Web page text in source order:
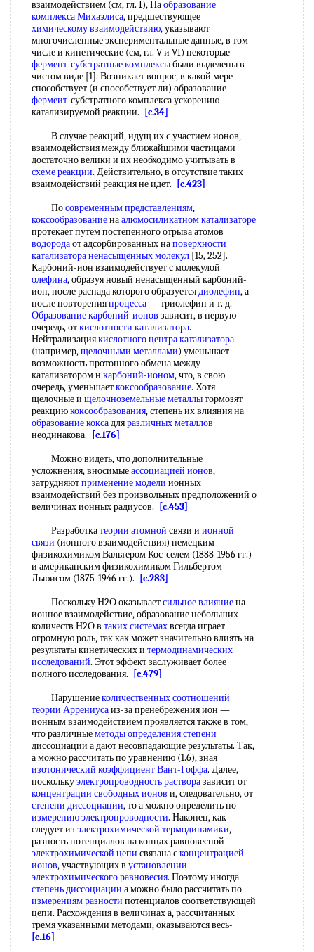
взаимодействием (см, гл. I), Наобразование
комплекса Михаэлиса, предшествующее
химическому взаимодействию, указывают
многочисленные экспериментальные данные, в том
числе и кинетические (см, гл. V и VI) некоторые
фермент-субстратные комплексыбыли выделены в
чистом виде [1]. Возникает вопрос, в какой мере
способствует (и способствует ли) образование
фермеит-субстратного комплекса ускорению
катализируемой реакции.
[c.34]
В случае реакций, идущ их с участием ионов,
взаимодействия между ближайшими частицами
достаточно велики и их необходимо учитывать в
схеме реакции. Действительно, в отсутствие таких
взаимодействий реакция не идет.
[c.423]
Посовременным представлениям,
коксообразованиенаалюмосиликатном катализаторе
протекает путем постепенного отрыва атомов
водородаот адсорбированных наповерхности
катализатораненасыщенных молекул [15, 252].
Карбоний-ион взаимодействует с молекулой
олефина, образуя новый ненасыщенный карбоний-
ион, после распада которого образуетсядиолефин, а
после повторенияпроцесса— триолефин и т. д.
Образование карбоний-ионов зависит, в первую
очередь, откислотности катализатора.
Нейтрализациякислотного центракатализатора
(например,щелочными металлами) уменьшает
возможность протонного обмена между
катализатором н карбоний-ионом, что, в свою
очередь, уменьшаеткоксообразование. Хотя
щелочные и щелочноземельные металлытормозят
реакциюкоксообразования, степень их влияния на
образование коксадляразличных металлов
неодинакова.
[c.176]
Можно видеть, что дополнительные
усложнения, вносимыеассоциацией ионов,
затрудняютприменение модели ионных
взаимодействий без произвольных предположений о
величинах ионных радиусов.
[c.453]
Разработкатеории атомной связи и ионной
связи (ионного взаимодействия) немецким
физикохимиком Вальтером Кос-селем (1888-1956 гг.)
и американским физикохимиком Гильбертом
Льюисом (1875-1946 гг.).
[c.283]
Поскольку Н2О оказываетсильное влияниена
ионное взаимодействие, образование небольших
количеств Н2О в таких системахвсегда играет
огромную роль, так как может значительно влиять на
результаты кинетических и термодинамических
исследований. Этот эффект заслуживает более
полного исследования.
[c.479]
Нарушениеколичественных соотношений
теории Аррениусаиз-за пренебрежения ион —
ионным взаимодействием проявляется также в том,
что различныеметоды определения степени
диссоциации а дают несовпадающие результаты. Так,
а можно рассчитать по уравнению (1.6), зная
изотонический коэффициент Вант-Гоффа. Далее,
посколькуэлектропроводность растворазависит от
концентрации свободных ионов и, следовательно, от
степени диссоциации, то а можно определить по
измерению электропроводности. Наконец, как
следует из электрохимической термодинамики,
разность потенциалов на концах равновесной
электрохимической цепи связана сконцентрацией
ионов, участвующих в установлении
электрохимического равновесия. Поэтому иногда
степень диссоциации а можно было рассчитать по
измерениям разности потенциалов соответствующей
цепи. Расхождения в величинах а, рассчитанных
тремя указанными методами, оказываются весь-
[c.16]